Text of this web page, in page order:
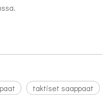
taktiset saappaat